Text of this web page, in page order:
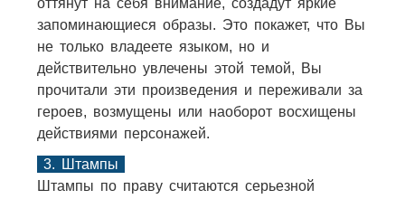
оттянут на себя внимание, создадут яркие
запоминающиеся образы. Это покажет, что Вы
не только владеете языком, но и
действительно увлечены этой темой, Вы
прочитали эти произведения и переживали за
героев, возмущены или наоборот восхищены
действиями персонажей.
3. Штампы
Штампы по праву считаются серьезной